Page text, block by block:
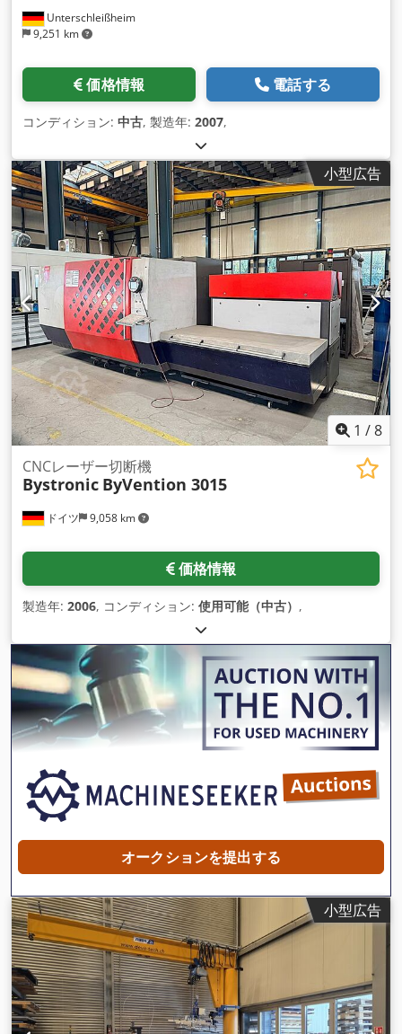
Unterschleißheim
9,251 km
価格情報 電話する
コンディション: 中古, 製造年: 2007,
小型広告
1 /8
ドイツ 9,058 km
CNCレーザー切断機
Bystronic ByVention 3015
価格情報
製造年: 2006, コンディション: 使用可能（中古） ,
オークションを提出する
小型広告